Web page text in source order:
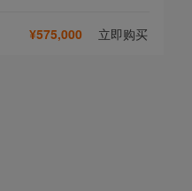
¥575,000 立即购买